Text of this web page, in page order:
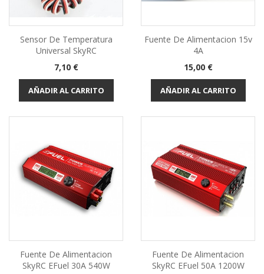
Sensor De Temperatura
Universal SkyRC
Precio
7,10 €
AÑADIR AL CARRITO
Fuente De Alimentacion 15v
4A
Precio
15,00 €
AÑADIR AL CARRITO
Fuente De Alimentacion
SkyRC EFuel 30A 540W
Fuente De Alimentacion
SkyRC EFuel 50A 1200W